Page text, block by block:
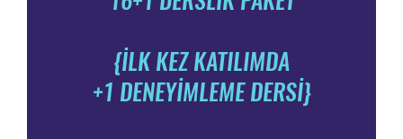
{İLK KEZ KATILIMDA
+1 DENEYİMLEME DERSİ}